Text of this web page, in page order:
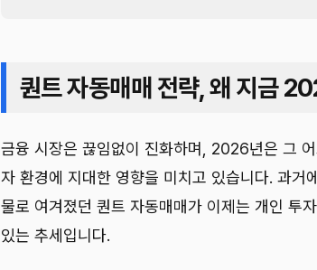
퀀트 자동매매 전략, 왜 지금
금융 시장은 끊임없이 진화하며, 2026년은 그
자 환경에 지대한 영향을 미치고 있습니다. 과거
물로 여겨졌던 퀀트 자동매매가 이제는 개인 투
있는 추세입니다.